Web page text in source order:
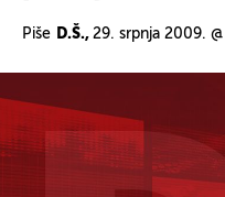
Piše D.Š., 29. srpnja 2009.